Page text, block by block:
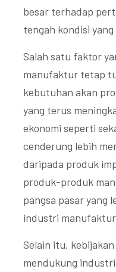
besar terhadap
tengah kondisi
Salah satu faktor
manufaktur tetap
kebutuhan akan
yang terus
ekonomi seperti
cenderung lebih
daripada produk
produk-produk
pangsa pasar yang
industri
Selain itu,
mendukung